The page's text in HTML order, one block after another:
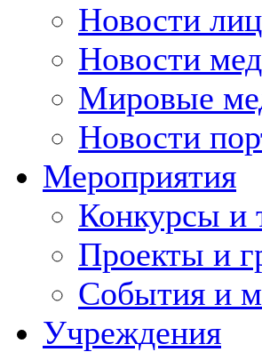
Новости
Новости
Мировые
Новости
Мероприятия
Конкурсы и
Проекты и
События и
Учреждения